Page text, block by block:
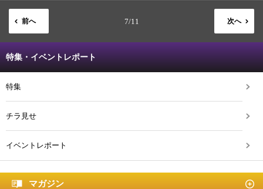
前へ 7/11 次へ
特集・イベントレポート
特集
チラ見せ
イベントレポート
マガジン